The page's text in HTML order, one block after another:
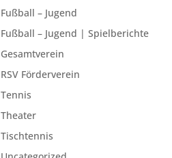
Fußball – Jugend
Fußball – Jugend | Spielberichte
Gesamtverein
RSV Förderverein
Tennis
Theater
Tischtennis